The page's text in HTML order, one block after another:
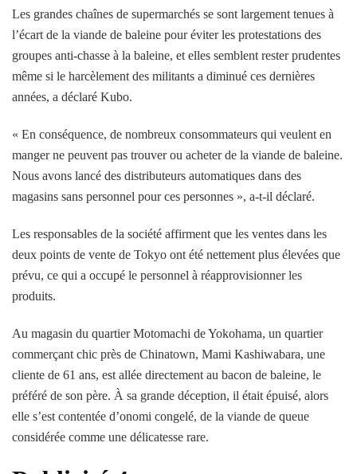
Les grandes chaînes de supermarchés se sont largement tenues à
l’écart de la viande de baleine pour éviter les protestations des
groupes anti-chasse à la baleine, et elles semblent rester prudentes
même si le harcèlement des militants a diminué ces dernières
années, a déclaré Kubo.
« En conséquence, de nombreux consommateurs qui veulent en
manger ne peuvent pas trouver ou acheter de la viande de baleine.
Nous avons lancé des distributeurs automatiques dans des
magasins sans personnel pour ces personnes », a-t-il déclaré.
Les responsables de la société affirment que les ventes dans les
deux points de vente de Tokyo ont été nettement plus élevées que
prévu, ce qui a occupé le personnel à réapprovisionner les
produits.
Au magasin du quartier Motomachi de Yokohama, un quartier
commerçant chic près de Chinatown, Mami Kashiwabara, une
cliente de 61 ans, est allée directement au bacon de baleine, le
préféré de son père. À sa grande déception, il était épuisé, alors
elle s’est contentée d’onomi congelé, de la viande de queue
considérée comme une délicatesse rare.